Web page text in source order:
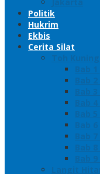
Politik
Hukrim
Ekbis
Cerita Silat
Toh
Bab
Bab
Bab
Bab
Bab
Bab
Bab
Bab
Bab
Langit